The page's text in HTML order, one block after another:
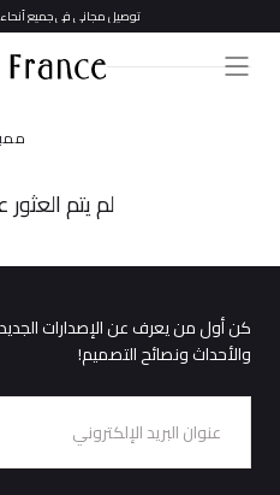
تخطي إلى توصيل مجاني في جميع أنحاء
مميز
لم يتم العثور
كن أول من يعرف عن الإصدارات الجديدة
والأحداث ونصائح التصميم!
البريد